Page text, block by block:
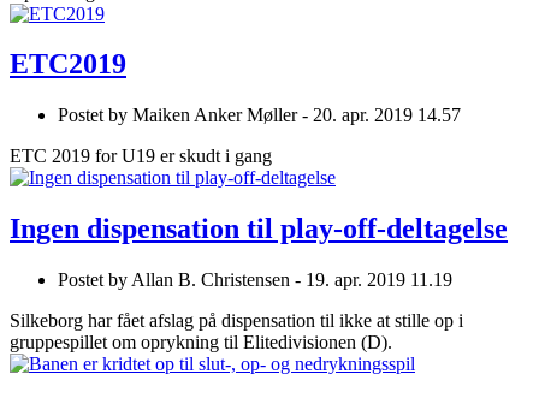
ETC2019
Postet by Maiken Anker Møller - 20. apr. 2019 14.57
ETC 2019 for U19 er skudt i gang
Ingen dispensation til play-off-deltagelse
Postet by Allan B. Christensen - 19. apr. 2019 11.19
Silkeborg har fået afslag på dispensation til ikke at stille op i
gruppespillet om oprykning til Elitedivisionen (D).